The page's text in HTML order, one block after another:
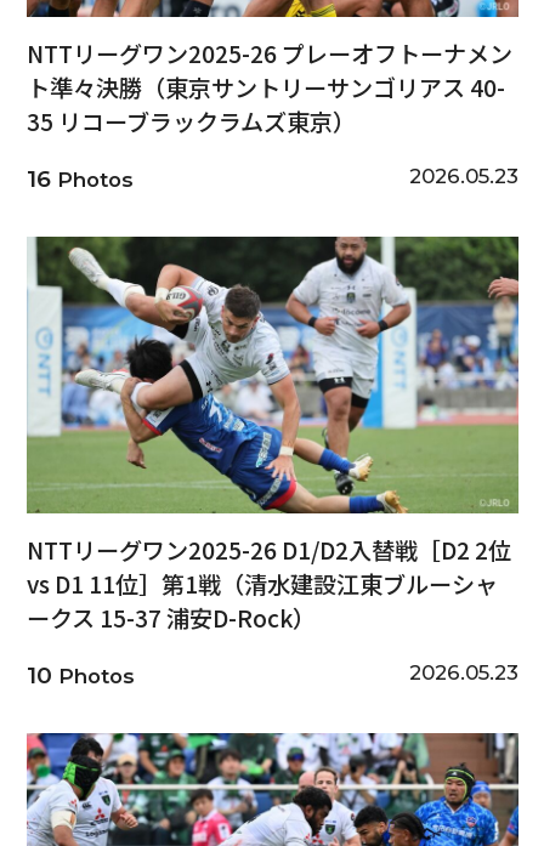
NTTリーグワン2025-26 プレーオフトーナメン
ト準々決勝（東京サントリーサンゴリアス 40-
35 リコーブラックラムズ東京）
16Photos 2026.05.23
NTTリーグワン2025-26 D1/D2入替戦［D2 2位
vs D1 11位］第1戦（清水建設江東ブルーシャ
ークス 15-37 浦安D-Rock）
10 Photos 2026.05.23